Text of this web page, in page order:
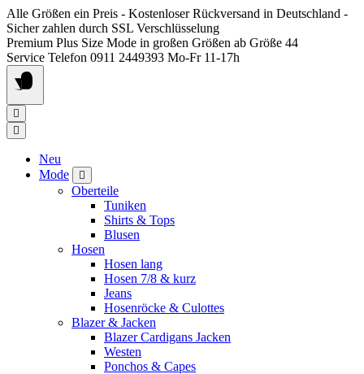
Springen
Sie
zum
Inhalt
Alle Größen ein Preis - Kostenloser Rückversand in Deutschland -
Sicher zahlen durch SSL Verschlüsselung
Premium Plus Size Mode in großen Größen ab Größe 44
Service Telefon 0911 2449393 Mo-Fr 11-17h
Neu
Mode
Oberteile
Tuniken
Shirts & Tops
Blusen
Hosen
Hosen lang
Hosen 7/8 & kurz
Jeans
Hosenröcke & Culottes
Blazer & Jacken
Blazer Cardigans Jacken
Westen
Ponchos & Capes